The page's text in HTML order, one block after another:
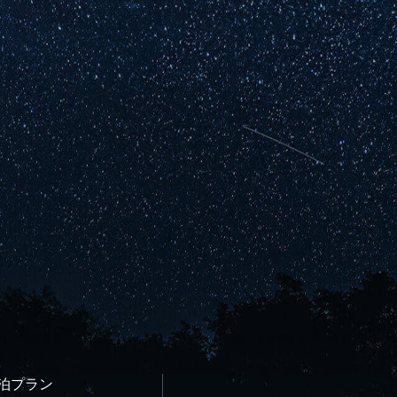
プラン